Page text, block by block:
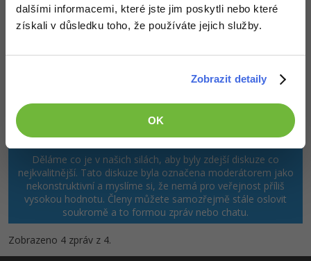
dalšími informacemi, které jste jim poskytli nebo které
získali v důsledku toho, že používáte jejich služby.
Zobrazit detaily
OK
Děláme co je v našich silách, aby byly zdejší diskuze co
nejkvalitnější. Tato diskuze byla označena moderátorem jako
nekonstruktivní a myslíme si, že nemá pro veřejnost příliš
vysokou hodnotu. Členy můžete samozřejmě stále oslovit
soukromě a to formou zpráv nebo chatu.
Zobrazeno 4 zpráv z 4.